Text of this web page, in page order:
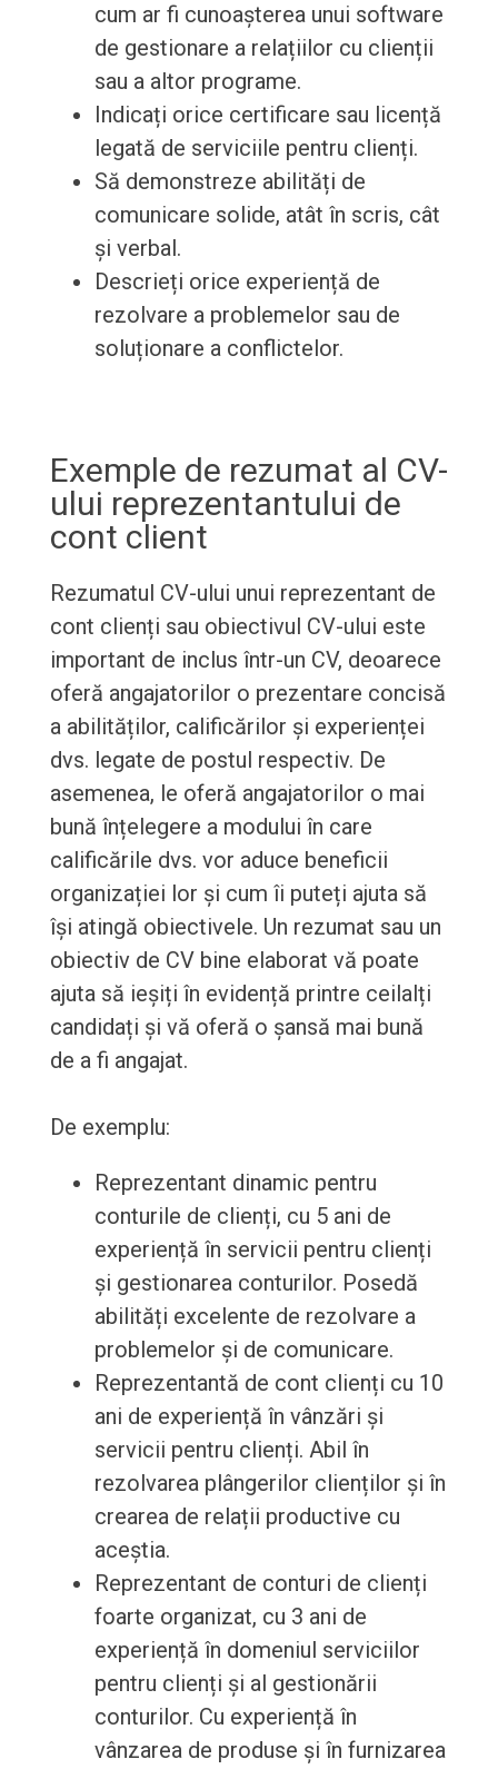
cum ar fi cunoașterea unui software
de gestionare a relațiilor cu clienții
sau a altor programe.
Indicați orice certificare sau licență
legată de serviciile pentru clienți.
Să demonstreze abilități de
comunicare solide, atât în scris, cât
și verbal.
Descrieți orice experiență de
rezolvare a problemelor sau de
soluționare a conflictelor.
Exemple de rezumat al CV-
ului reprezentantului de
cont client
Rezumatul CV-ului unui reprezentant de
cont clienți sau obiectivul CV-ului este
important de inclus într-un CV, deoarece
oferă angajatorilor o prezentare concisă
a abilităților, calificărilor și experienței
dvs. legate de postul respectiv. De
asemenea, le oferă angajatorilor o mai
bună înțelegere a modului în care
calificările dvs. vor aduce beneficii
organizației lor și cum îi puteți ajuta să
își atingă obiectivele. Un rezumat sau un
obiectiv de CV bine elaborat vă poate
ajuta să ieșiți în evidență printre ceilalți
candidați și vă oferă o șansă mai bună
de a fi angajat.
De exemplu:
Reprezentant dinamic pentru
conturile de clienți, cu 5 ani de
experiență în servicii pentru clienți
și gestionarea conturilor. Posedă
abilități excelente de rezolvare a
problemelor și de comunicare.
Reprezentantă de cont clienți cu 10
ani de experiență în vânzări și
servicii pentru clienți. Abil în
rezolvarea plângerilor clienților și în
crearea de relații productive cu
aceștia.
Reprezentant de conturi de clienți
foarte organizat, cu 3 ani de
experiență în domeniul serviciilor
pentru clienți și al gestionării
conturilor. Cu experiență în
vânzarea de produse și în furnizarea